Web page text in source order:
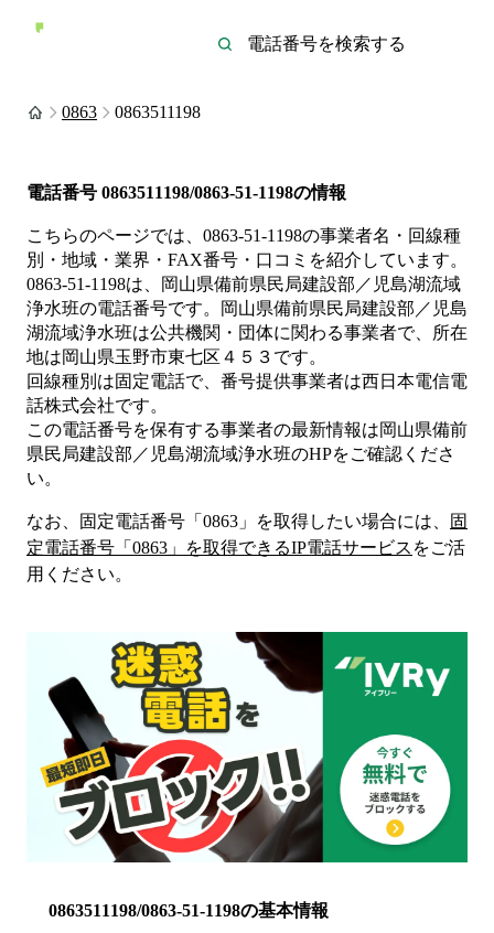
0863 0863511198
電話番号 0863511198/0863-51-1198の情報
こちらのページでは、 0863-51-1198の事業者名・回線種
別・地域・業界・FAX番号・口コミを紹介しています。
0863-51-1198は、
岡山県備前県民局建設部／児島湖流域
浄水班の電話番号です。
岡山県備前県民局建設部／児島
湖流域浄水班は公共機関・団体に関わる事業者で、所在
地は岡山県玉野市東七区４５３ です。
回線種別は固定電話で、番号提供事業者は西日本電信電
話株式会社です。
この電話番号を保有する事業者の最新情報は岡山県備前
県民局建設部／児島湖流域浄水班のHPをご確認くださ
い。
なお、固定電話番号「 0863 」を取得したい場合には、
固
定電話番号「 0863 」を取得できるIP電話サービス をご活
用ください。
0863511198/0863-51-1198の基本情報